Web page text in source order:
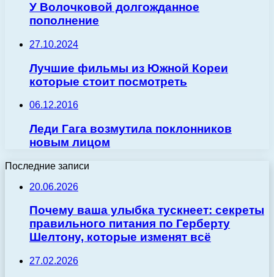
У Волочковой долгожданное
пополнение
27.10.2024
Лучшие фильмы из Южной Кореи
которые стоит посмотреть
06.12.2016
Леди Гага возмутила поклонников
новым лицом
Последние записи
20.06.2026
Почему ваша улыбка тускнеет: секреты
правильного питания по Герберту
Шелтону, которые изменят всё
27.02.2026